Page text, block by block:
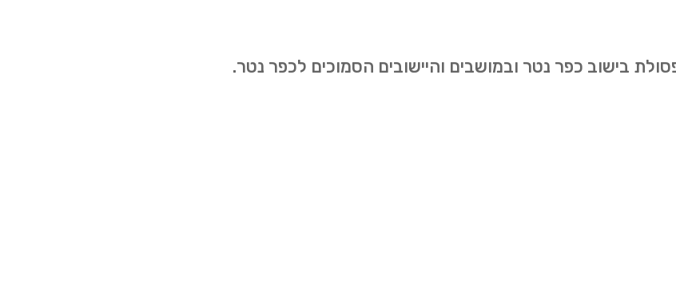
בישוב כפר נטר ובמושבים והיישובים הסמוכים לכפר נטר.